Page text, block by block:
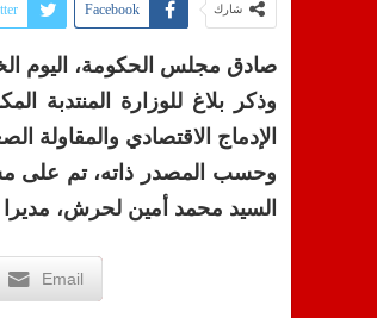
شارك Facebook
صادق مجلس الحكومة، اليوم
وذكر بلاغ للوزارة المنتدبة
الإدماج الاقتصادي والمقاولة
وحسب المصدر ذاته، تم على
السيد محمد أمين لحرش، مديرا
Email